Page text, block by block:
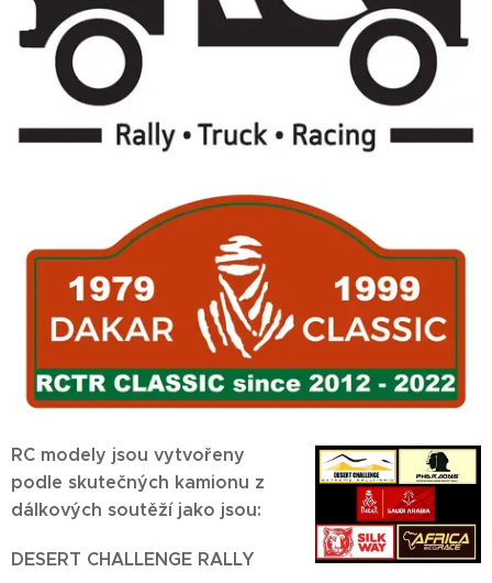
RC modely jsou vytvořeny
podle skutečných kamionu z
dálkových soutěží jako jsou:
DESERT CHALLENGE RALLY